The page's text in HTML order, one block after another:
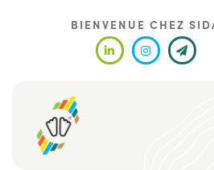
BIENVENUE CHEZ